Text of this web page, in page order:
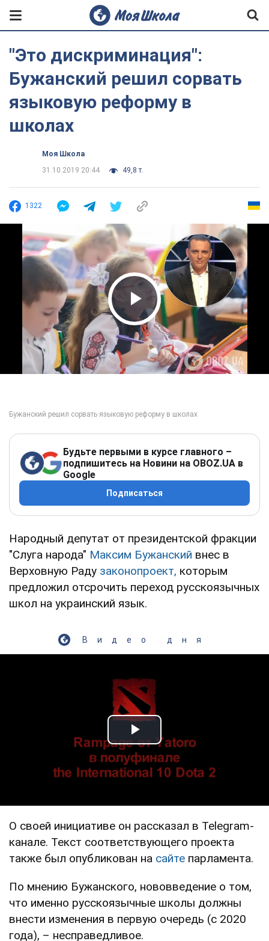
"Это дискриминация":
Бужанский решил сорвать
языковую реформу в
школах
Моя Школа
31.10.2019 20:44
49,8 т.
1322
Play Video
Будьте первыми в курсе главного –
подпишитесь на Новини на OBOZ.UA в
Google
Подписаться
Народный депутат от президентской фракции
"Слуга народа" Максим Бужанский внес в
Верховную Раду законопроект, которым
предложил отсрочить переход русскоязычных
школ на украинский язык.
Видео дня
Play Video
О своей инициативе он рассказал в Telegram-
канале. Текст соответствующего проекта
также был опубликован на сайте парламента.
По мнению Бужанского, нововведение о том,
что именно русскоязычные школы должны
внести изменения в первую очередь (с 2020
года), – несправедливое.